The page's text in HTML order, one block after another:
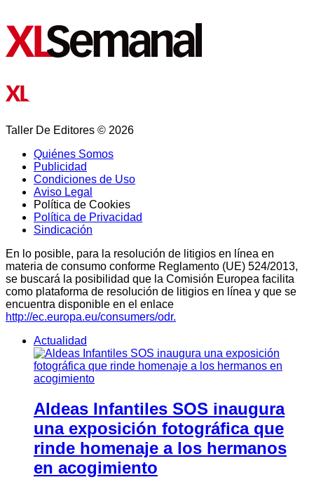
Taller De Editores © 2026
Quiénes Somos
Publicidad
Condiciones de Uso
Aviso Legal
Política de Cookies
Política de Privacidad
Sindicación
En lo posible, para la resolución de litigios en línea en
materia de consumo conforme Reglamento (UE) 524/2013,
se buscará la posibilidad que la Comisión Europea facilita
como plataforma de resolución de litigios en línea y que se
encuentra disponible en el enlace
http://ec.europa.eu/consumers/odr.
Actualidad
Aldeas Infantiles SOS inaugura
una exposición fotográfica que
rinde homenaje a los hermanos
en acogimiento